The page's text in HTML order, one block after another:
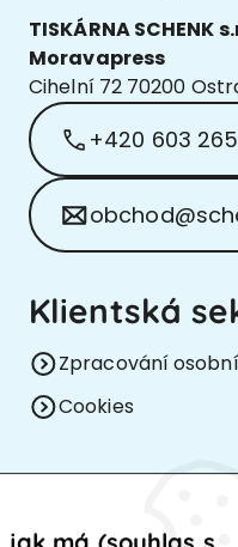
TISKÁRNA
Moravapress
Cihelní 72 70200
+420 603
Klientská
Zpracování
Cookies